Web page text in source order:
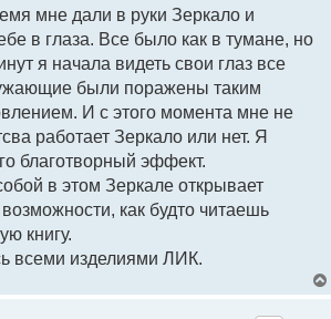
мне дали в руки Зеркало и
в глаза. Все было как в тумане, но
я начала видеть свои глаз все
были поражены таким
И с этого момента мне не
работает Зеркало или нет. Я
благотворный эффект.
в этом Зеркале открывает
как будто читаешь
книгу.
всеми изделиями ЛИК.